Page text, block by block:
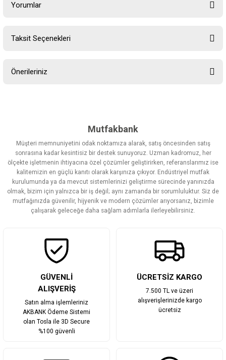
Yorumlar
Taksit Seçenekleri
Önerileriniz
Görüş ve önerileriniz için teşekkür ederiz.
Ürün resmi kalitesiz, bozuk veya görüntülenemiyor.
Ürün açıklamasında eksik bilgiler bulunuyor.
Ürün bilgilerinde hatalar bulunuyor.
Ürün fiyatı diğer sitelerden daha pahalı.
Bu ürüne benzer farklı alternatifler olmalı.
Mutfakbank
Müşteri memnuniyetini odak noktamıza alarak, satış öncesinden satış
sonrasına kadar kesintisiz bir destek sunuyoruz. Uzman kadromuz, her
ölçekte işletmenin ihtiyacına özel çözümler geliştirirken, referanslarımız ise
kalitemizin en güçlü kanıtı olarak karşınıza çıkıyor. Endüstriyel mutfak
kurulumunda ya da mevcut sistemlerinizi geliştirme sürecinde yanınızda
olmak, bizim için yalnızca bir iş değil; aynı zamanda bir sorumluluktur. Siz de
mutfağınızda güvenilir, hijyenik ve modern çözümler arıyorsanız, bizimle
çalışarak geleceğe daha sağlam adımlarla ilerleyebilirsiniz.
GÜVENLİ
ALIŞVERİŞ
Satın alma işlemleriniz
AKBANK Ödeme Sistemi
olan Tosla ile 3D Secure
%100 güvenli
ÜCRETSİZ KARGO
7.500 TL ve üzeri
alışverişlerinizde kargo
ücretsiz